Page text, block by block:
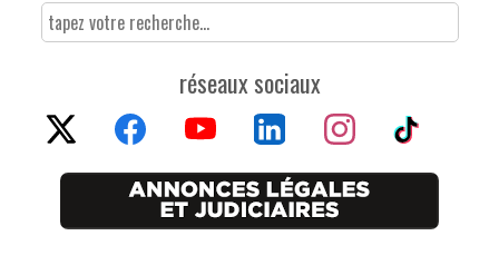
réseaux sociaux